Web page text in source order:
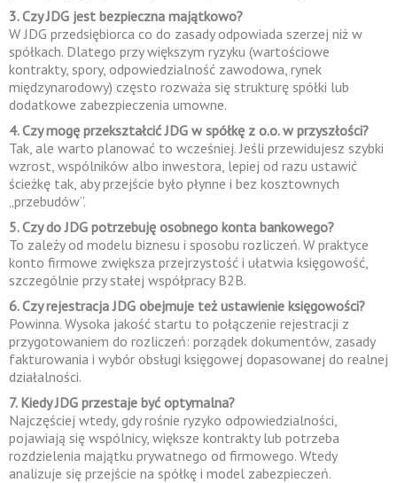
3. Czy JDG jest bezpieczna majątkowo?
W JDG przedsiębiorca co do zasady odpowiada szerzej niż w
spółkach. Dlatego przy większym ryzyku (wartościowe
kontrakty, spory, odpowiedzialność zawodowa, rynek
międzynarodowy) często rozważa się strukturę spółki lub
dodatkowe zabezpieczenia umowne.
4. Czy mogę przekształcić JDG w spółkę z o.o. w przyszłości?
Tak, ale warto planować to wcześniej. Jeśli przewidujesz szybki
wzrost, wspólników albo inwestora, lepiej od razu ustawić
ścieżkę tak, aby przejście było płynne i bez kosztownych
„przebudów”.
5. Czy do JDG potrzebuję osobnego konta bankowego?
To zależy od modelu biznesu i sposobu rozliczeń. W praktyce
konto firmowe zwiększa przejrzystość i ułatwia księgowość,
szczególnie przy stałej współpracy B2B.
6. Czy rejestracja JDG obejmuje też ustawienie księgowości?
Powinna. Wysoka jakość startu to połączenie rejestracji z
przygotowaniem do rozliczeń: porządek dokumentów, zasady
fakturowania i wybór obsługi księgowej dopasowanej do realnej
działalności.
7. Kiedy JDG przestaje być optymalna?
Najczęściej wtedy, gdy rośnie ryzyko odpowiedzialności,
pojawiają się wspólnicy, większe kontrakty lub potrzeba
rozdzielenia majątku prywatnego od firmowego. Wtedy
analizuje się przejście na spółkę i model zabezpieczeń.